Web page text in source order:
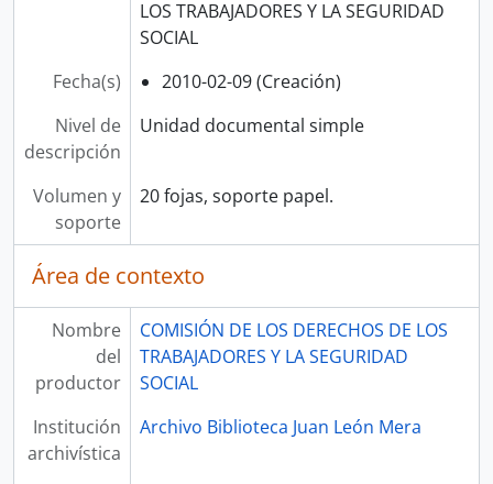
LOS TRABAJADORES Y LA SEGURIDAD
SOCIAL
Fecha(s)
2010-02-09 (Creación)
Nivel de
descripción
Unidad documental simple
Volumen y
soporte
20 fojas, soporte papel.
Área de contexto
Nombre
del
productor
COMISIÓN DE LOS DERECHOS DE LOS
TRABAJADORES Y LA SEGURIDAD
SOCIAL
Institución
archivística
Archivo Biblioteca Juan León Mera